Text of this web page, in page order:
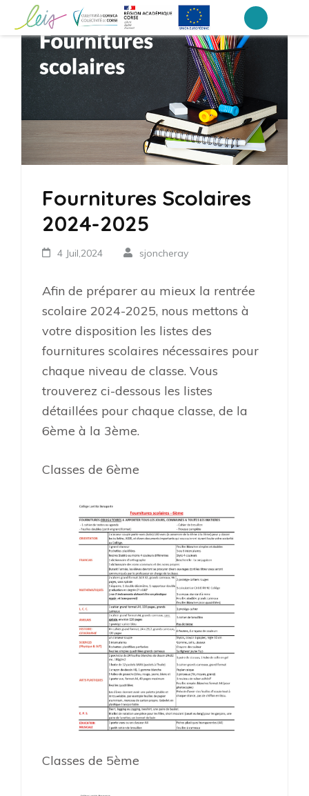
contenu
(Pressez
Collège Laetitia Bonaparte – Ajaccio
Fournitures Scolaires
2024-2025
4 Juil,2024 sjoncheray
Afin de préparer au mieux la rentrée
scolaire 2024-2025, nous mettons à
votre disposition les listes des
fournitures scolaires nécessaires pour
chaque niveau de classe. Vous
trouverez ci-dessous les listes
détaillées pour chaque classe, de la
6ème à la 3ème.
Classes de 6ème
Classes de 5ème